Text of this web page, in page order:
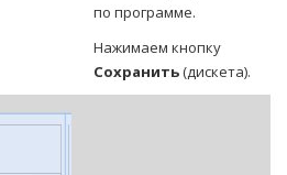
по программе.
Нажимаем кнопку
Сохранить(дискета).